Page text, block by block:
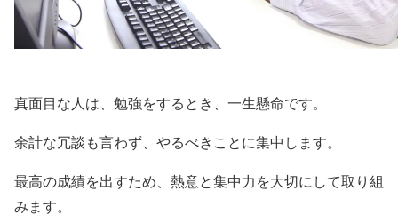
真面目な人は、勉強をするとき、一生懸命です。
余計な冗談も言わず、やるべきことに集中します。
最高の成績を出すため、熱意と集中力を大切にして取り組
みます。